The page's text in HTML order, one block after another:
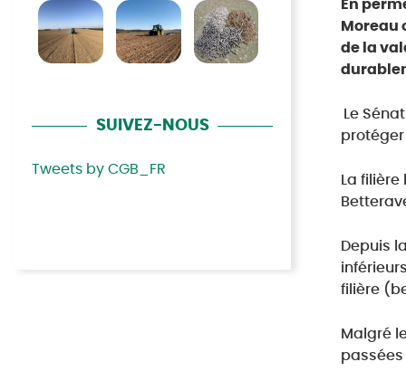
SUIVEZ-NOUS
Tweets by CGB_FR
En
Moreau
de la
Le
La filière
Depuis
filière
Malgré